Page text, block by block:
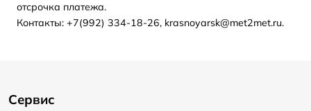
отсрочка платежа.
Контакты: +7(992) 334-18-26, krasnoyarsk@met2met.ru.
Сервис